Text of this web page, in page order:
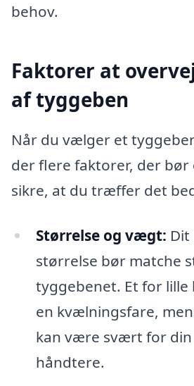
behov.
Faktorer at
af tyggeben
Når du vælger et
der flere faktorer, der bør
sikre, at du træffer det
Størrelse og vægt:
størrelse bør matche
tyggebenet. Et for lille
en kvælningsfare,
kan være svært for
håndtere.